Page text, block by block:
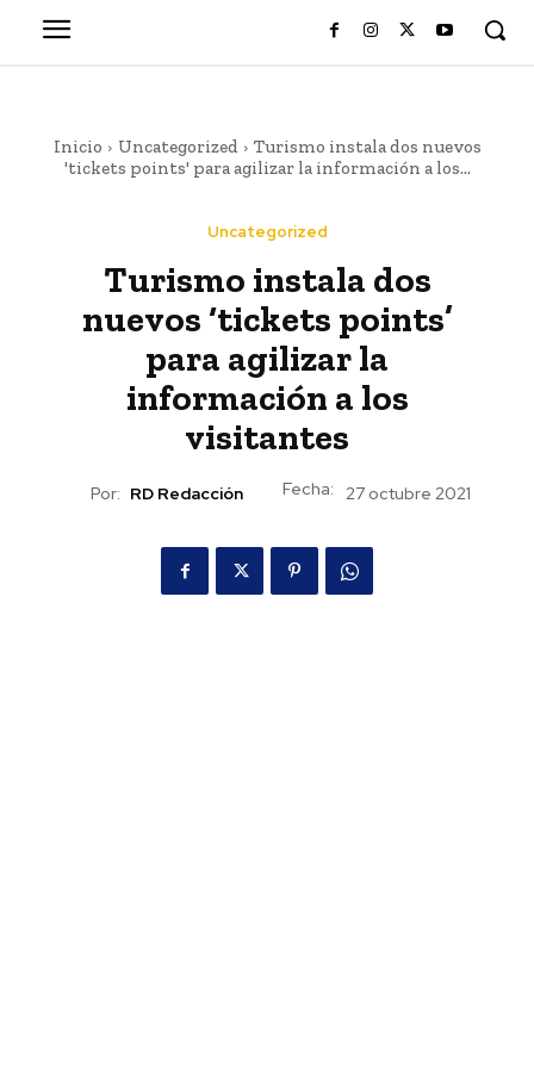
Inicio Uncategorized
Turismo instala dos nuevos
'tickets points' para agilizar la información a los...
Uncategorized
Turismo instala dos
nuevos ‘tickets points’
para agilizar la
información a los
visitantes
Por: RD Redacción Fecha: 27 octubre 2021